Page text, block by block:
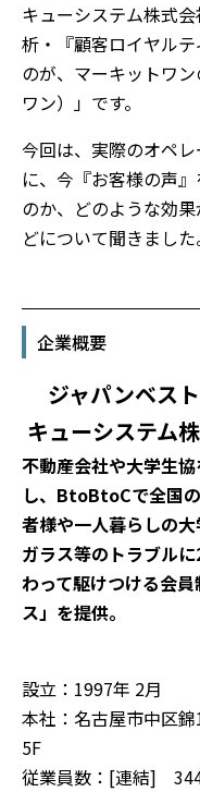
キューシステム株式
析・『顧客ロイヤル
のが、マーキットワ
ワン）」です。
今回は、実際のオペ
に、今『お客様の声
のか、どのような効
どについて聞きました
企業概要
ジャパンベス
キューシステム
不動産会社や大学生
し、BtoBtoCで全国
者様や一人暮らしの
ガラス等のトラブル
わって駆けつける会
ス」を提供。
設立：1997年 2月
本社：名古屋市中区
5F
従業員数：[連結]